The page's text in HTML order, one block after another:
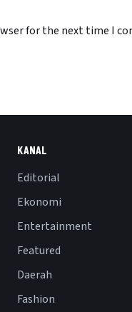
for the next time I
KANAL
Editorial
Ekonomi
Entertainment
Featured
Daerah
Fashion